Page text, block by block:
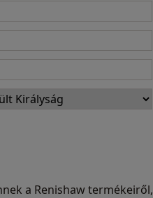
a Renishaw termékeiről,